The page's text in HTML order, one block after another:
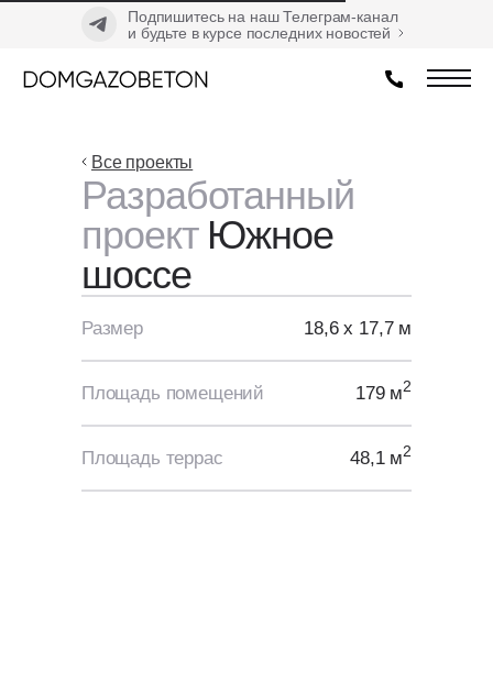
Подпишитесь на наш Телеграм-канал
и будьте в курсе последних новостей
Все проекты
Разработанный
проектЮжное
шоссе
Размер 18,6 х 17,7 м
Площадь помещений 179 м2
Площадь террас 48,1 м2